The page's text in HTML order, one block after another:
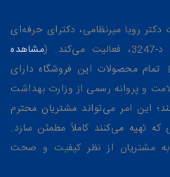
دکتر رویا میرنظامی، دکترای حرفه‌ای
(
مشاهده
تمام محصولات این فروشگاه دارای
و پروانه رسمی از وزارت بهداشت
این امر می‌تواند مشتریان محترم
تهیه می‌کنند کاملاً مطمئن سازد.
مشتریان از نظر کیفیت و صحت